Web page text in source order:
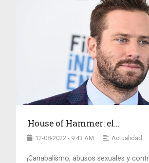
House of Hammer: el...
12-08-2022 - 9:43 AM Actualidad
¡Canabalismo, abusos sexuales y